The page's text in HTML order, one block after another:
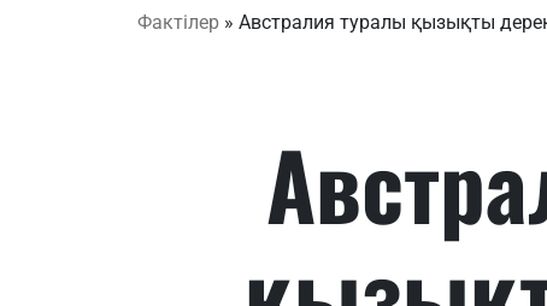
Фактілер » Австралия туралы қызықты